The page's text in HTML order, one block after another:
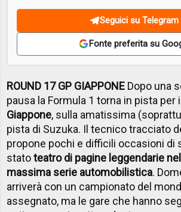
Seguici su Telegram
Fonte preferita su
ROUND 17 GP GIAPPONE Dopo una
pausa la Formula 1 torna in pista per il
Giappone, sulla amatissima
pista di Suzuka. Il tecnico tracciato
propone pochi e difficili occasioni di
statoteatro di pagine leggendarie
massima serie automobilistica.
arriverà con un campionato del
assegnato, ma le gare che hanno